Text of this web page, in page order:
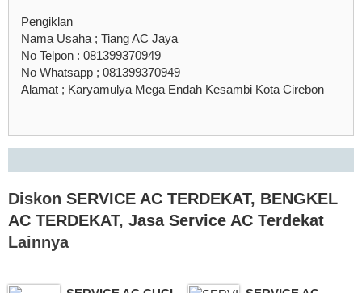
Pengiklan
Nama Usaha ; Tiang AC Jaya
No Telpon : 081399370949
No Whatsapp ; 081399370949
Alamat ; Karyamulya Mega Endah Kesambi Kota Cirebon
Diskon SERVICE AC TERDEKAT, BENGKEL
AC TERDEKAT, Jasa Service AC Terdekat
Lainnya